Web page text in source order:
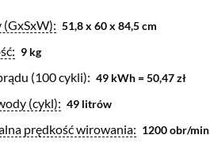
51,8 x 60 x 84,5 cm
9 kg
(100 cykli): 49 kWh = 50,47 zł
(cykl): 49 litrów
prędkość wirowania: 1200 obr/min